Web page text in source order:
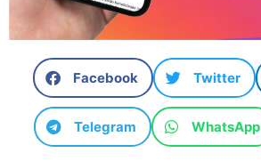
Facebook Twitter
Telegram WhatsApp